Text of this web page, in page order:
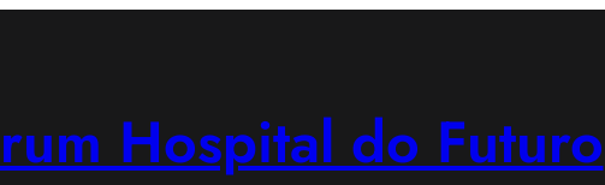
Hospital do Futuro